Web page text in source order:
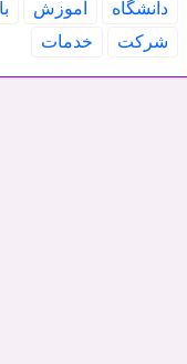
دانشگاه
آموزش
شركت
خدمات